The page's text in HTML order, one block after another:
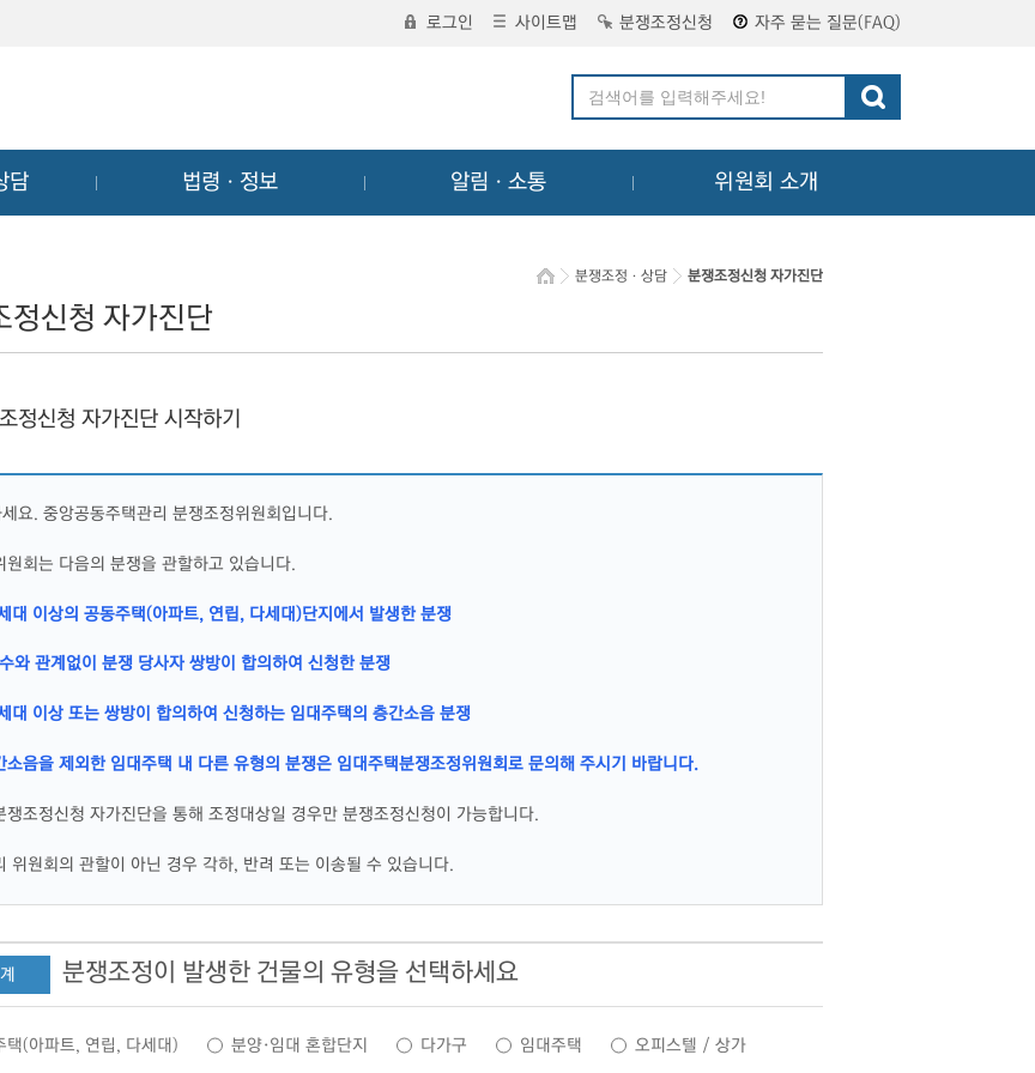
로그인 사이트맵 분쟁조정신청 자주 묻는 질문(FAQ)
담 법령ㆍ정보 알림ㆍ소통 위원회 소개
분쟁조정ㆍ상담 분쟁조정신청 자가진단
정신청 자가진단
정신청 자가진단 시작하기
요. 중앙공동주택관리 분쟁조정위원회입니다.
원회는 다음의 분쟁을 관할하고 있습니다.
대 이상의 공동주택(아파트, 연립, 다세대)단지에서 발생한 분쟁
와 관계없이 분쟁 당사자 쌍방이 합의하여 신청한 분쟁
대 이상 또는 쌍방이 합의하여 신청하는 임대주택의 층간소음 분쟁
음을 제외한 임대주택 내 다른 유형의 분쟁은 임대주택분쟁조정위원회로 문의해 주시기 바랍니다.
쟁조정신청 자가진단을 통해 조정대상일 경우만 분쟁조정신청이 가능합니다.
위원회의 관할이 아닌 경우 각하, 반려 또는 이송될 수 있습니다.
분쟁조정이 발생한 건물의 유형을 선택하세요
택(아파트, 연립, 다세대) 분양·임대 혼합단지 다가구 임대주택 오피스텔 / 상가